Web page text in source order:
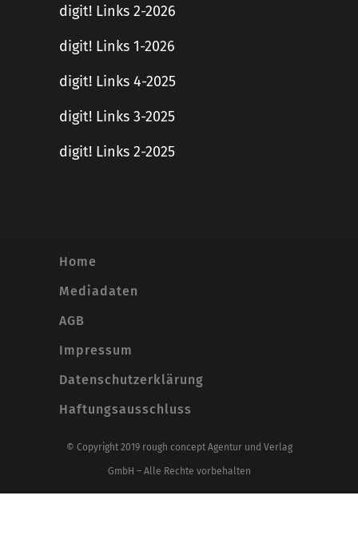
digit! Links 2-2026
digit! Links 1-2026
digit! Links 4-2025
digit! Links 3-2025
digit! Links 2-2025
Home
Mediadaten
AGB
Impressum
Datenschutzerklärung
Haftungsausschluss
© Copyright 2019 rough concept Agentur und Verlag
GmbH – Alle Rechte vorbehalten